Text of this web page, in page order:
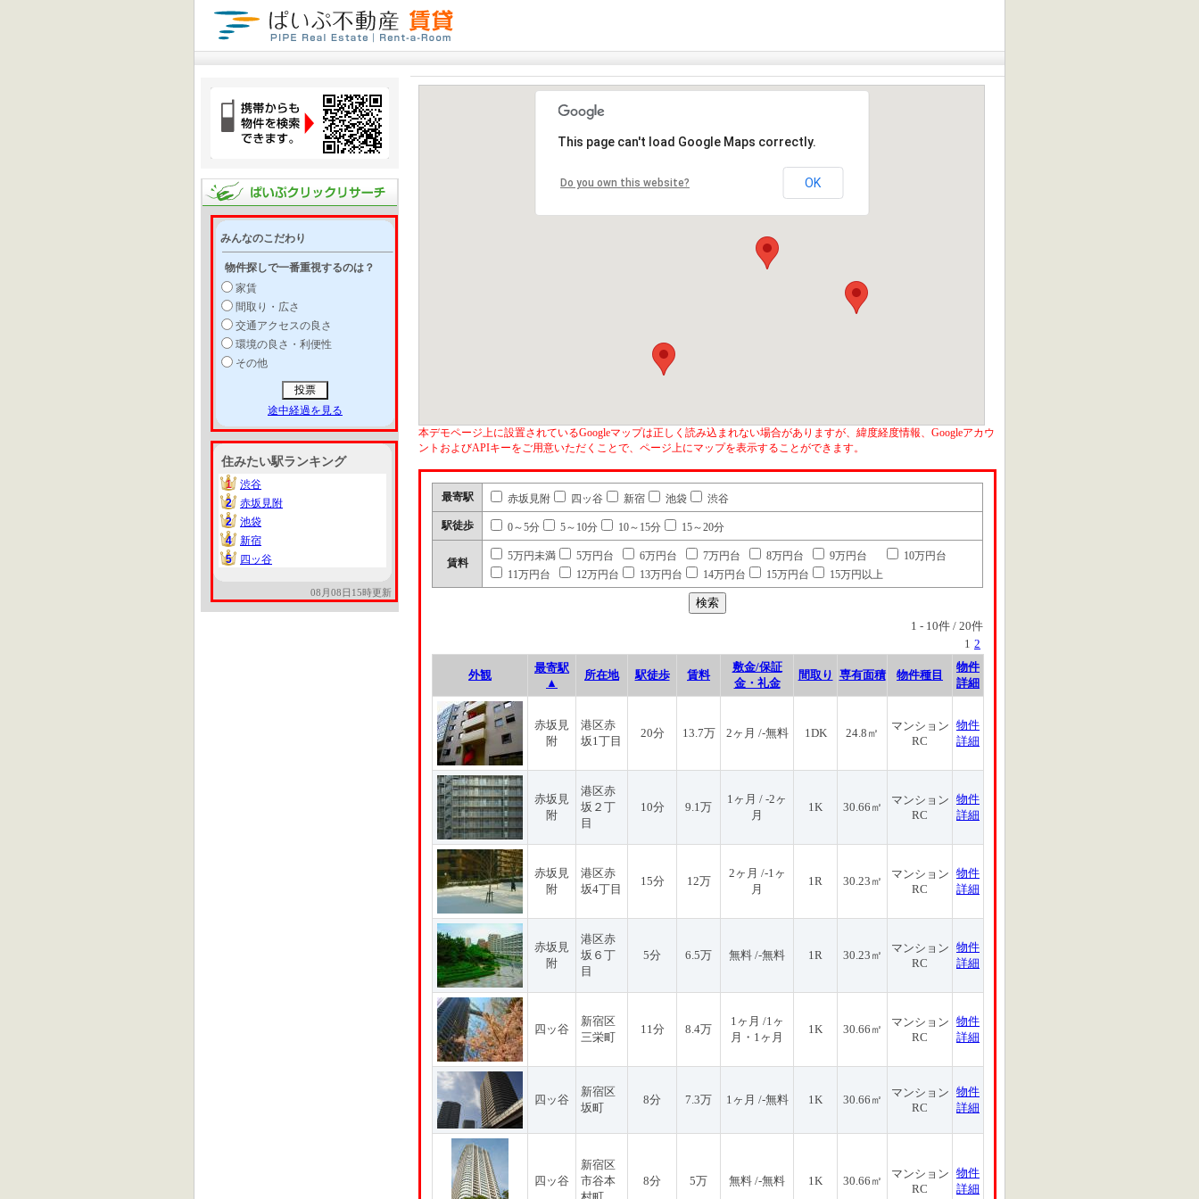
みんなのこだわり
物件探しで一番重視するのは？
家賃
間取り・広さ
交通アクセスの良さ
環境の良さ・利便性
その他
途中経過を見る
住みたい駅ランキング
1
1
渋谷
2
2
赤坂見附
2
2
池袋
4
4
新宿
5
5 四ッ谷
08月08日15時更新
This page can't load Google Maps correctly.
Do you own this website? OK
本デモページ上に設置されているGoogleマップは正しく読み込まれない場合がありますが、緯度経度情報、Googleアカウ
ントおよびAPIキーをご用意いただくことで、ページ上にマップを表示することができます。
最寄駅 赤坂見附 四ッ谷 新宿 池袋 渋谷
駅徒歩 0～5分 5～10分 10～15分 15～20分
賃料
5万円未満 5万円台 6万円台 7万円台 8万円台 9万円台
10万円台
11万円台
12万円台 13万円台 14万円台 15万円台 15万円以上
1 - 10件 / 20件
1 2
外観
最寄駅
▲
所在地 駅徒歩 賃料
敷金/保証
金・礼金
間取り 専有面積 物件種目
物件
詳細
赤坂見
附
港区赤
坂1丁目
20分 13.7万 2ヶ月 /-無料 1DK 24.8㎡
マンション
RC
物件
詳細
赤坂見
附
港区赤
坂２丁
目
10分 9.1万
1ヶ月 / -2ヶ
月
1K 30.66㎡
マンション
RC
物件
詳細
赤坂見
附
港区赤
坂4丁目
15分 12万
2ヶ月 /-1ヶ
月
1R 30.23㎡
マンション
RC
物件
詳細
赤坂見
附
港区赤
坂６丁
目
5分 6.5万 無料 /-無料 1R 30.23㎡
マンション
RC
物件
詳細
四ッ谷
新宿区
三栄町
11分 8.4万
1ヶ月 /1ヶ
月・1ヶ月
1K 30.66㎡
マンション
RC
物件
詳細
四ッ谷
新宿区
坂町
8分 7.3万 1ヶ月 /-無料 1K 30.66㎡
マンション
RC
物件
詳細
四ッ谷
新宿区
市谷本
8分 5万 無料 /-無料 1K 30.66㎡
マンション
RC
物件
詳細